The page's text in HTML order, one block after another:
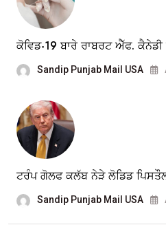
ਕੋਵਿਡ-19 ਬਾਰੇ ਰਾਬਰਟ ਐੱਫ.
Sandip Punjab Mail USA
ਟਰੰਪ ਗੋਲਫ ਕਲੱਬ ਨੇੜੇ ਲੋਡਿਡ
Sandip Punjab Mail USA